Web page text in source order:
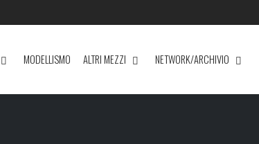
MODELLISMO ALTRI MEZZI NETWORK/ARCHIVIO